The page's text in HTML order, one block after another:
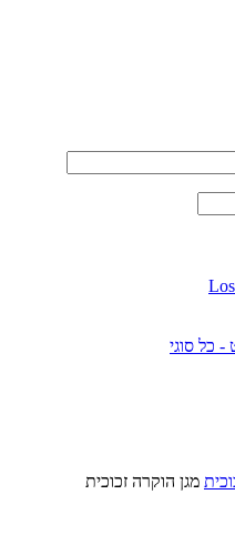
מגן הוקרה זכוכית